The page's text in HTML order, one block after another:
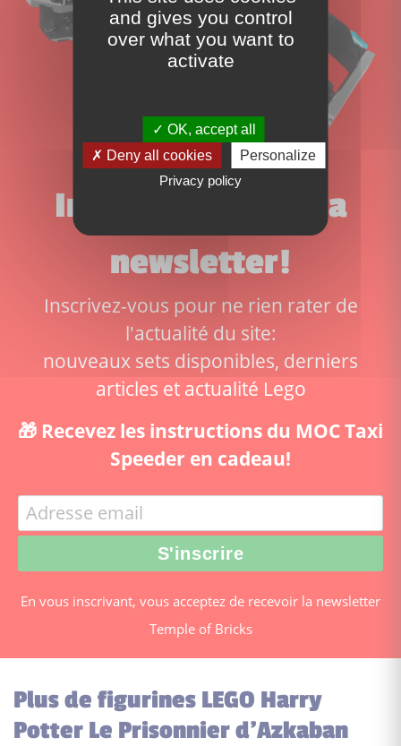
Inscrivez-vous à la
newsletter!
Inscrivez-vous pour ne rien rater de
l'actualité du site:
nouveaux sets disponibles, derniers
articles et actualité Lego
🎁 Recevez les instructions du MOC Taxi
Speeder en cadeau!
En vous inscrivant, vous acceptez de recevoir la newsletter
Temple of Bricks
Plus de figurines LEGO Harry
Potter Le Prisonnier d’Azkaban
and gives you control
over what you want to
activate
OK, accept all
Deny all cookies
Personalize
Privacy policy